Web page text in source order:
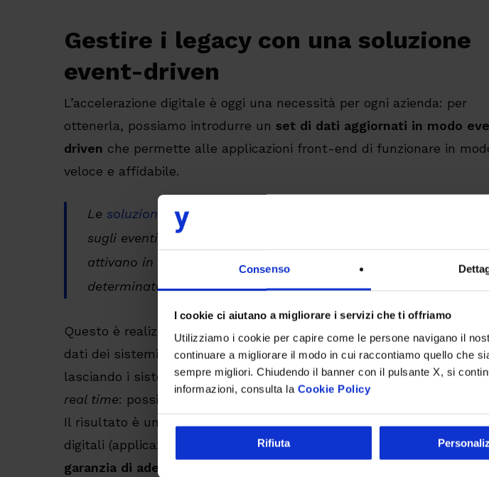
Consenso
I cookie ci aiutano a migliorare i servizi che ti offriamo
Utilizziamo i cookie per capire come le persone navigano il
continuare a migliorare il modo in cui raccontiamo quello che
sempre migliori. Chiudendo il banner con il pulsante X, si
informazioni, consulta la Cookie Policy
Rifiuta
Gestire i legacy con una soluzione
event-driven
L’accelerazione digitale è oggi una necessità per ogni azienda: per
ottenerla, possiamo introdurre unset di dati aggiornati in modo
driven che permette alle applicazioni front-end di funzionare in
veloce e affidabile.
Le soluzioni event-driven
sugli eventi, ossia i cambiamenti di stato di un sistema software
attivano in risposta altri processi e azioni, senza dipendere da
determinato dato o tecnologia.
Questo è realizzabile costruendo un processo che replica l’accesso
dati dei sistemi legacy attraverso unlayer applicativo performante,
lasciando i sistemi legacy interni inalterati e restituendo i dati in
real time: possiamo parlare di offloading dei legacy
Il risultato è un’
ottimizzazionedelle performance dei sistemi dei
digitali (applicazioni web o mobile) e della fruibilità dei dati, insieme
garanzia di adeguate prestazioni